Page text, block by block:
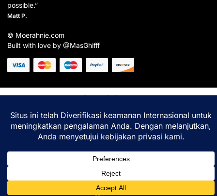
possible.”
Matt P.
© Moerahnie.com
Built with love by @MasGhifff
Moerahnie.com
pengalaman belanja terbaik Anda.